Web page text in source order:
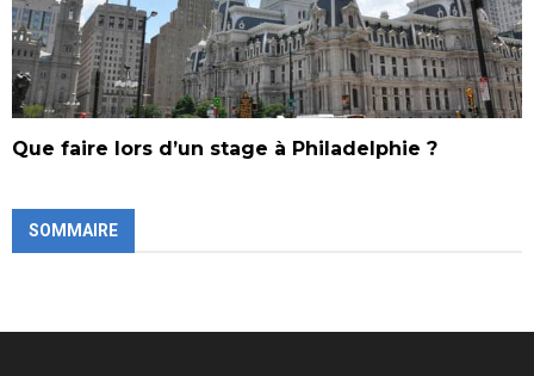
Que faire lors d’un stage à Philadelphie ?
SOMMAIRE